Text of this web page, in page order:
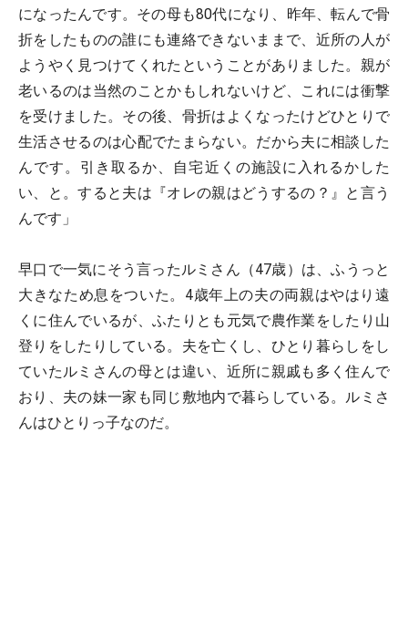
になったんです。その母も80代になり、昨年、転んで骨
折をしたものの誰にも連絡できないままで、近所の人が
ようやく見つけてくれたということがありました。親が
老いるのは当然のことかもしれないけど、これには衝撃
を受けました。その後、骨折はよくなったけどひとりで
生活させるのは心配でたまらない。だから夫に相談した
んです。引き取るか、自宅近くの施設に入れるかした
い、と。すると夫は『オレの親はどうするの？』と言う
んです」
早口で一気にそう言ったルミさん（47歳）は、ふうっと
大きなため息をついた。4歳年上の夫の両親はやはり遠
くに住んでいるが、ふたりとも元気で農作業をしたり山
登りをしたりしている。夫を亡くし、ひとり暮らしをし
ていたルミさんの母とは違い、近所に親戚も多く住んで
おり、夫の妹一家も同じ敷地内で暮らしている。ルミさ
んはひとりっ子なのだ。